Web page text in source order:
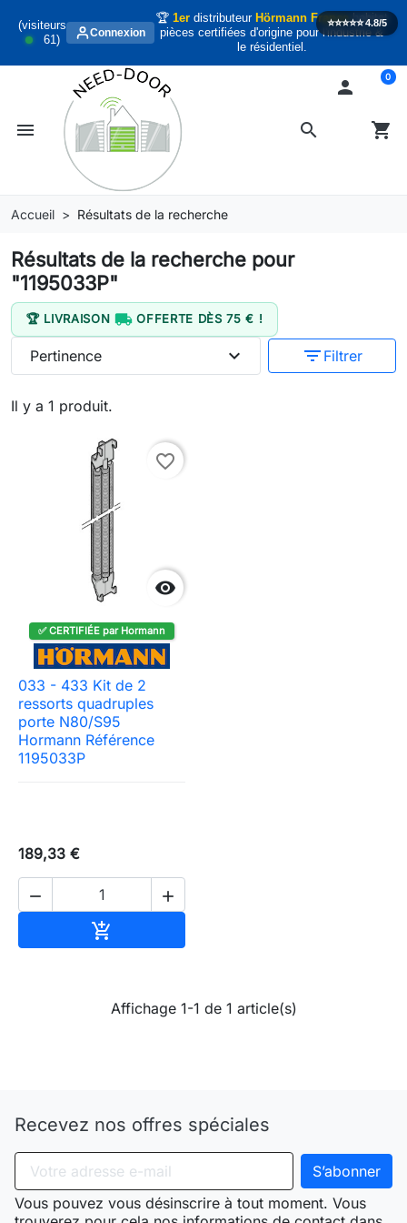
(visiteurs
61)
Connexion
🏆 1erdistributeur Hörmann Francehabitat
pièces certifiées d'origine pour l'industrie &
le résidentiel.
⭐️⭐️⭐️⭐️⭐️4.8/5
search
menu

shopping_cart
0
Accueil Résultats de la recherche
Résultats de la recherche pour
"1195033P"
🏆 LIVRAISON OFFERTE DÈS 75 € !
Il y a 1 produit.
Pertinence expand_more filter_list Filtrer

favorite_border
✅ CERTIFIÉE par Hormann
033 - 433 Kit de 2
ressorts quadruples
porte N80/S95
Hormann Référence
1195033P
189,33 €
 

Affichage 1-1 de 1 article(s)
Recevez nos offres spéciales
Vous pouvez vous désinscrire à tout moment. Vous